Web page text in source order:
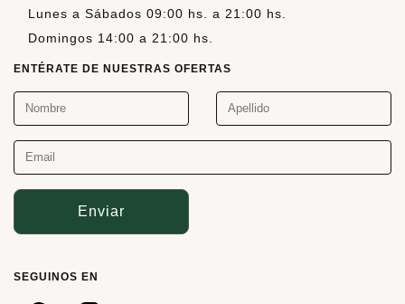
Lunes a Sábados 09:00 hs. a 21:00 hs.
Domingos 14:00 a 21:00 hs.
ENTÉRATE DE NUESTRAS OFERTAS
Enviar
SEGUINOS EN